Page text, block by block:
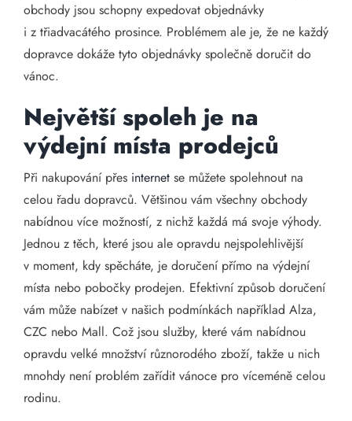
obchody jsou schopny expedovat objednávky
i z třiadvacátého prosince. Problémem ale je, že ne každý
dopravce dokáže tyto objednávky společně doručit do
vánoc.
Největší spoleh je na
výdejní místa prodejců
Při nakupování přes internet se můžete spolehnout na
celou řadu dopravců. Většinou vám všechny obchody
nabídnou více možností, z nichž každá má svoje výhody.
Jednou z těch, které jsou ale opravdu nejspolehlivější
v moment, kdy spěcháte, je doručení přímo na výdejní
místa nebo pobočky prodejen. Efektivní způsob doručení
vám může nabízet v našich podmínkách například Alza,
CZC nebo Mall. Což jsou služby, které vám nabídnou
opravdu velké množství různorodého zboží, takže u nich
mnohdy není problém zařídit vánoce pro víceméně celou
rodinu.